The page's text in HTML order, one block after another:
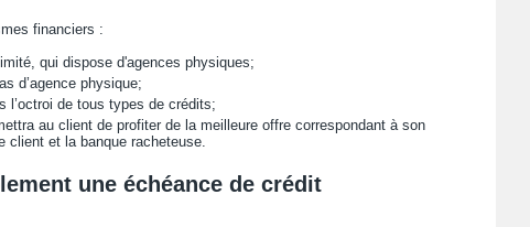
financiers :
qui dispose d'agences physiques;
d’agence physique;
l’octroi de tous types de crédits;
au client de profiter de la meilleure offre correspondant à son
client et la banque racheteuse.
une échéance de crédit